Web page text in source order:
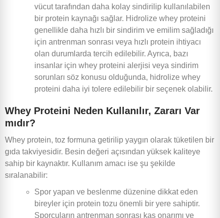
vücut tarafından daha kolay sindirilip kullanılabilen
bir protein kaynağı sağlar. Hidrolize whey proteini
genellikle daha hızlı bir sindirim ve emilim sağladığı
için antrenman sonrası veya hızlı protein ihtiyacı
olan durumlarda tercih edilebilir. Ayrıca, bazı
insanlar için whey proteini alerjisi veya sindirim
sorunları söz konusu olduğunda, hidrolize whey
proteini daha iyi tolere edilebilir bir seçenek olabilir.
Whey Proteini Neden Kullanılır, Zararı Var
mıdır?
Whey protein, toz formuna getirilip yaygın olarak tüketilen bir
gıda takviyesidir. Besin değeri açısından yüksek kaliteye
sahip bir kaynaktır. Kullanım amacı ise şu şekilde
sıralanabilir:
Spor yapan ve beslenme düzenine dikkat eden
bireyler için protein tozu önemli bir yere sahiptir.
Sporcuların antrenman sonrası kas onarımı ve